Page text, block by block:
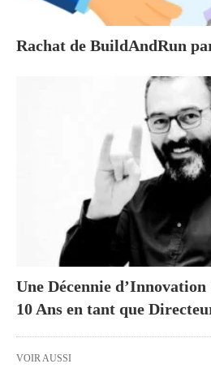
Rachat de BuildAndRun
Une Décennie
10 Ans en tant que
VOIR AUSSI